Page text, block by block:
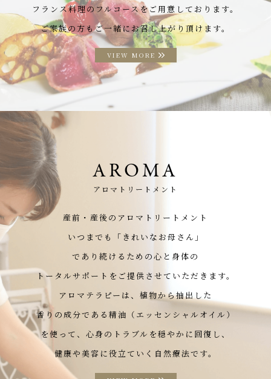
フランス料理のフルコースをご用意しております。
ご家族の方もご一緒にお召し上がり頂けます。
VIEW MORE
AROMA
アロマトリートメント
産前・産後のアロマトリートメント
いつまでも「きれいなお母さん」
であり続けるための心と身体の
トータルサポートをご提供させていただきます。
アロマテラピーは、植物から抽出した
香りの成分である精油（エッセンシャルオイル）
を使って、心身のトラブルを穏やかに回復し、
健康や美容に役立ていく自然療法です。